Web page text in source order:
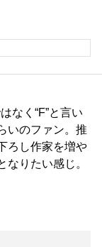
なく“F”と言い
いのファン。推
ろし作家を増や
なりたい感じ。